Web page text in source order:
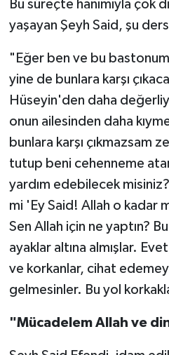
Bu süreçte hanımıyla çok
yaşayan Şeyh Said, şu
"Eğer ben ve bu bastonum
yine de bunlara karşı
Hüseyin'den daha
onun ailesinden daha
bunlara karşı çıkmazsam
tutup beni cehenneme
yardım edebilecek
mi 'Ey Said! Allah o kadar
Sen Allah için ne yaptın?
ayaklar altına almışlar.
ve korkanlar, cihat
gelmesinler. Bu yol
"Mücadelem Allah ve